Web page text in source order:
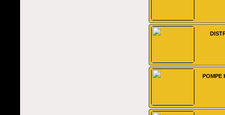
POMPE